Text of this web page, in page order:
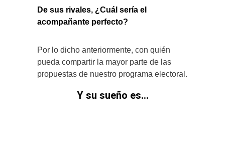
De sus rivales, ¿Cuál sería el
acompañante perfecto?
Por lo dicho anteriormente, con quién
pueda compartir la mayor parte de las
propuestas de nuestro programa electoral.
Y su sueño es…